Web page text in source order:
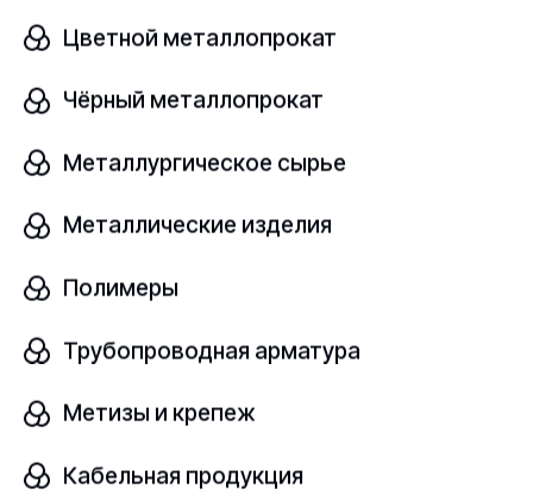
Цветной металлопрокат
Чёрный металлопрокат
Металлургическое сырье
Металлические изделия
Полимеры
Трубопроводная арматура
Метизы и крепеж
Кабельная продукция
Слиток медный